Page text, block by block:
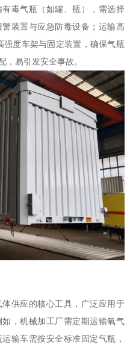
毒气瓶（如罐、瓶），需选择
装置与应急防毒设备；运输高
强度车架与固定装置，确保气瓶
，易引发安全事故。​
供应的核心工具，广泛应用于
，机械加工厂需定期运输氧气
输车需按安全标准固定气瓶，